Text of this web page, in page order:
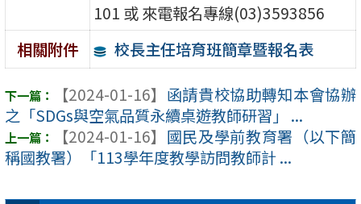
101 或 來電報名專線(03)3593856
相關附件
校長主任培育班簡章暨報名表
【2024-01-16】 函請貴校協助轉知本會協辦
之「SDGs與空氣品質永續桌遊教師研習」 ...
【2024-01-16】 國民及學前教育署（以下簡
稱國教署）「113學年度教學訪問教師計 ...